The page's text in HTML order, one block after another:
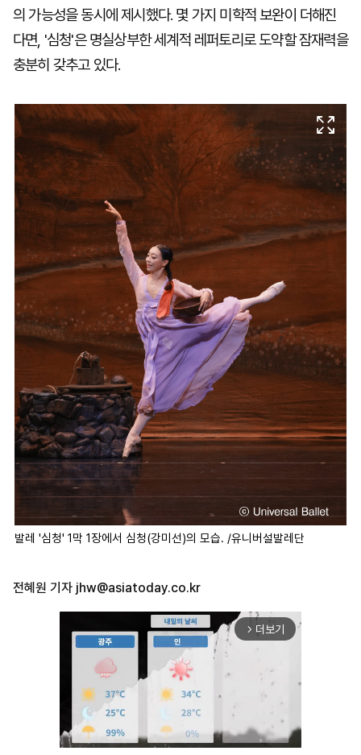
의 가능성을 동시에 제시했다. 몇 가지 미학적 보완이 더해진
다면, '심청'은 명실상부한 세계적 레퍼토리로 도약할 잠재력을
충분히 갖추고 있다.
발레 '심청' 1막 1장에서 심청(강미선)의 모습. /유니버설발레단
전혜원 기자 jhw@asiatoday.co.kr
arrow_forward_ios 더보기